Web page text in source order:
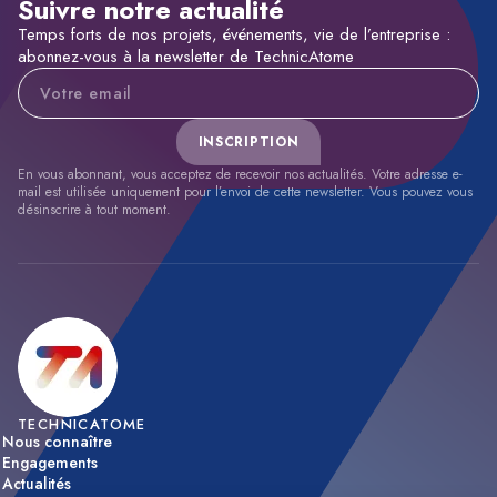
Suivre notre actualité
Temps forts de nos projets, événements, vie de l’entreprise :
abonnez-vous à la newsletter de TechnicAtome
Adresse e-mail
INSCRIPTION
En vous abonnant, vous acceptez de recevoir nos actualités. Votre adresse e-
mail est utilisée uniquement pour l’envoi de cette newsletter. Vous pouvez vous
désinscrire à tout moment.
TECHNICATOME
Nous connaître
Engagements
Actualités